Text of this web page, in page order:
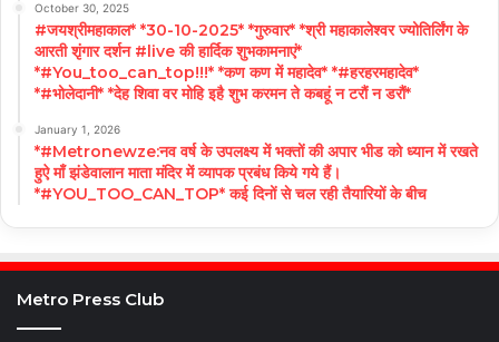
October 30, 2025
#जयश्रीमहाकाल* *30-10-2025* *गुरुवार* *श्री महाकालेश्वर ज्योतिर्लिंग के
आरती शृंगार दर्शन #live की हार्दिक शुभकामनाएं*
*#You_too_can_top!!!* *कण कण में महादेव* *#हरहरमहादेव*
*#भोलेदानी* *देह शिवा वर मोहि इहै शुभ करमन ते कबहूं न टरौं न डरौं*
January 1, 2026
*#Metronewze:नव वर्ष के उपलक्ष्य में भक्तों की अपार भीड को ध्यान में रखते
हुऐ माँ झंडेवालान माता मंदिर में व्यापक प्रबंध किये गये हैं।
*#YOU_TOO_CAN_TOP* कई दिनों से चल रही तैयारियों के बीच
Metro Press Club